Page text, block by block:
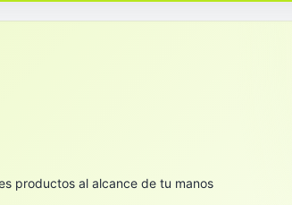
productos al alcance de tu manos